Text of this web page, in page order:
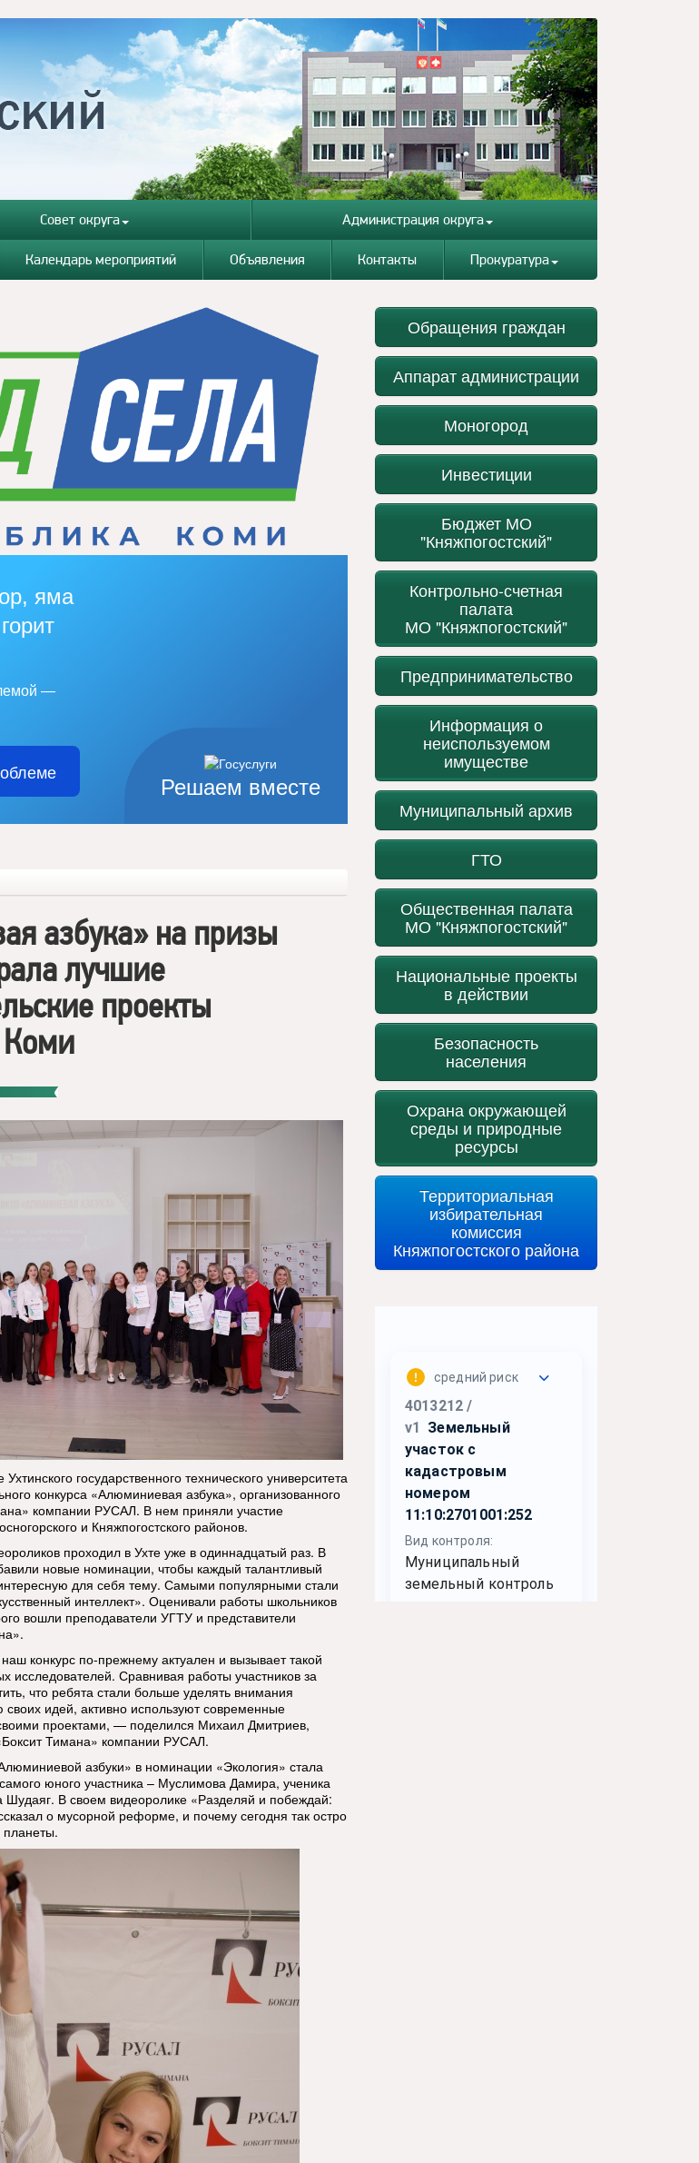
Совет округа Администрация округа
Календарь мероприятий Объявления Контакты Прокуратура
Решаем вместе
яма
—
азбука» на призы
лучшие
проекты
государственного технического университета
конкурса «Алюминиевая азбука», организованного
компании РУСАЛ. В нем приняли участие
и Княжпогостского районов.
проходил в Ухте уже в одиннадцатый раз. В
новые номинации, чтобы каждый талантливый
для себя тему. Самыми популярными стали
интеллект». Оценивали работы школьников
вошли преподаватели УГТУ и представители
конкурс по-прежнему актуален и вызывает такой
Сравнивая работы участников за
что ребята стали больше уделять внимания
идей, активно используют современные
проектами, — поделился Михаил Дмитриев,
Тимана» компании РУСАЛ.
азбуки» в номинации «Экология» стала
юного участника – Муслимова Дамира, ученика
В своем видеоролике «Разделяй и побеждай:
о мусорной реформе, и почему сегодня так остро
планеты.
Обращения граждан
Аппарат администрации
Моногород
Инвестиции
Бюджет МО
"Княжпогостский"
Контрольно-счетная
палата
МО "Княжпогостский"
Предпринимательство
Информация о
неиспользуемом
имуществе
Муниципальный архив
ГТО
Общественная палата
МО "Княжпогостский"
Национальные проекты
в действии
Безопасность
населения
Охрана окружающей
среды и природные
ресурсы
Территориальная
избирательная
комиссия
Княжпогостского района